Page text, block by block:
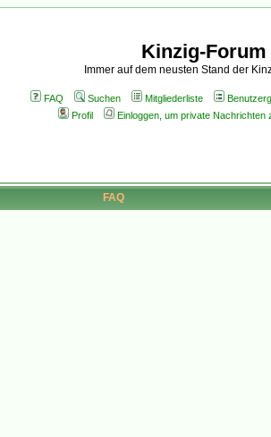
Kinzig-Forum
Immer auf dem neusten Stand der
FAQ Suchen Mitgliederliste
Profil
Einloggen, um private Nachrichten
FAQ